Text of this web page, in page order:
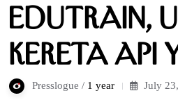
Edutrain,
Kereta Api
Presslogue / 1 year July